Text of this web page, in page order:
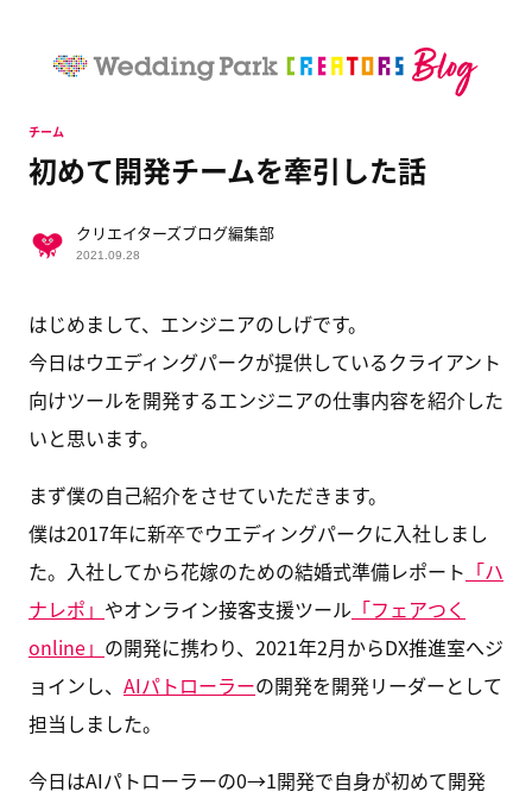
初めて開発チームを牽引した話
チーム
クリエイターズブログ編集部
2021.09.28
はじめまして、エンジニアのしげです。
今日はウエディングパークが提供しているクライアント
向けツールを開発するエンジニアの仕事内容を紹介した
いと思います。
まず僕の自己紹介をさせていただきます。
僕は2017年に新卒でウエディングパークに入社しまし
た。入社してから花嫁のための結婚式準備レポート 「ハ
ナレポ」 やオンライン接客支援ツール 「フェアつく
online」 の開発に携わり、2021年2月からDX推進室へジ
ョインし、 AIパトローラーの開発を開発リーダーとして
担当しました。
今日はAIパトローラーの0→1開発で自身が初めて開発